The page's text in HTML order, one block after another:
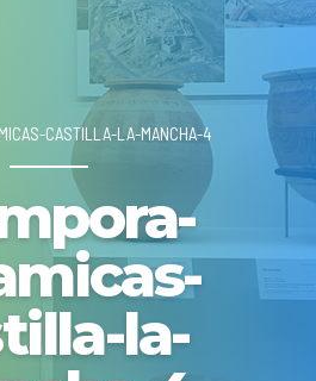
CASTILLA-LA-MANCHA-4
la-